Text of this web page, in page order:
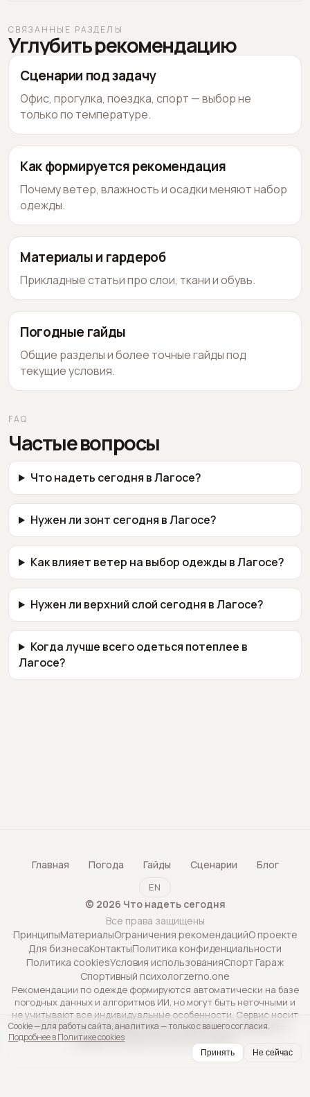
СВЯЗАННЫЕ РАЗДЕЛЫ
Углубить рекомендацию
Сценарии под задачу
Офис, прогулка, поездка, спорт — выбор не
только по температуре.
Как формируется рекомендация
Почему ветер, влажность и осадки меняют набор
одежды.
Материалы и гардероб
Прикладные статьи про слои, ткани и обувь.
Погодные гайды
Общие разделы и более точные гайды под
текущие условия.
FAQ
Частые вопросы
Что надеть сегодня в Лагосе?
Нужен ли зонт сегодня в Лагосе?
Как влияет ветер на выбор одежды в Лагосе?
Нужен ли верхний слой сегодня в Лагосе?
Когда лучше всего одеться потеплее в
Лагосе?
Главная Погода Гайды Сценарии Блог
EN
© 2026 Что надеть сегодня
Все права защищены
ПринципыМатериалыОграничения рекомендацийО проекте
Для бизнесаКонтактыПолитика конфиденциальности
Политика cookiesУсловия использованияСпорт Гараж
Спортивный психологzerno.one
Рекомендации по одежде формируются автоматически на базе
погодных данных и алгоритмов ИИ, но могут быть неточными и
не учитывают все индивидуальные особенности. Сервис носит
исключительно информационный характер и не является
профессиональной консультацией.
Cookie — для работы сайта, аналитика — только с вашего согласия.
Подробнее в Политике cookies
Принять Не сейчас